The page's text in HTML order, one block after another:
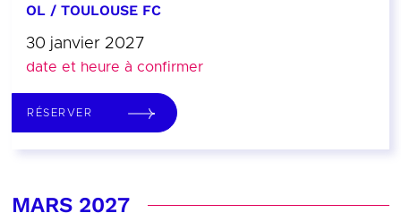
OL / TOULOUSE FC
30 janvier 2027
date et heure à confirmer
RÉSERVER
MARS 2027